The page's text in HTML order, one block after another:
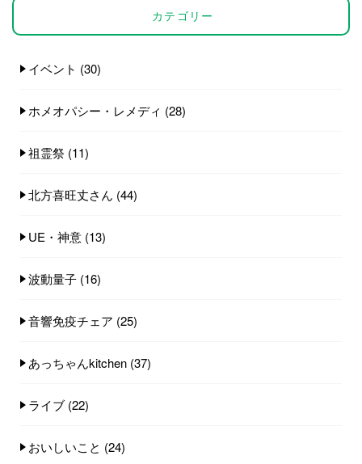
カテゴリー
イベント (30)
ホメオパシー・レメディ (28)
祖霊祭 (11)
北方喜旺丈さん (44)
UE・神意 (13)
波動量子 (16)
音響免疫チェア (25)
あっちゃんkitchen (37)
ライブ (22)
おいしいこと (24)